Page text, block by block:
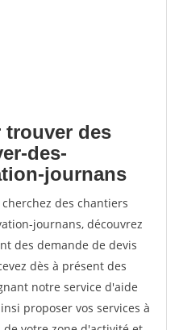
des
des-
journans
des chantiers
journans, découvrez
des demande de devis
dès à présent des
notre service d'aide
proposer vos services à